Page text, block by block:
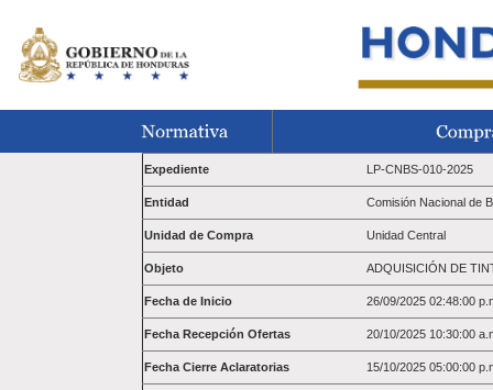
Expediente LP-CNBS-010-2025
Entidad Comisión Nacional de
Unidad de Compra Unidad Central
Objeto ADQUISICIÓN DE
Fecha de Inicio 26/09/2025 02:48:00
Fecha Recepción Ofertas 20/10/2025 10:30:00
Fecha Cierre Aclaratorias 15/10/2025 05:00:00